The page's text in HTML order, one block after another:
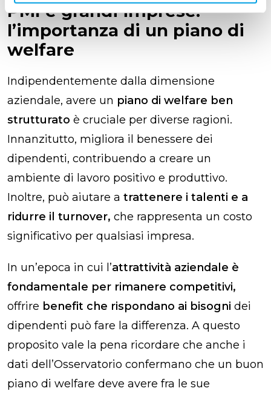
PMI e grandi imprese:
l’importanza di un piano di
welfare
Indipendentemente dalla dimensione
aziendale, avere un piano di welfare ben
strutturato è cruciale per diverse ragioni.
Innanzitutto, migliora il benessere dei
dipendenti, contribuendo a creare un
ambiente di lavoro positivo e produttivo.
Inoltre, può aiutare a trattenere i talenti e a
ridurre il turnover, che rappresenta un costo
significativo per qualsiasi impresa.
In un’epoca in cui l’attrattività aziendale è
fondamentale per rimanere competitivi,
offrire benefit che rispondano ai bisogni dei
dipendenti può fare la differenza. A questo
proposito vale la pena ricordare che anche i
dati dell’Osservatorio confermano che un buon
piano di welfare deve avere fra le sue